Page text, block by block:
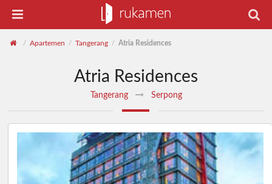
/ Apartemen / Tangerang / Atria Residences
Atria Residences
Tangerang Serpong